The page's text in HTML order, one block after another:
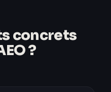
concrets
?